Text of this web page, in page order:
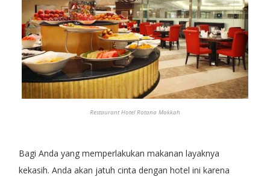
Restaurant Hotel Rotana Makkah
Bagi Anda yang memperlakukan makanan layaknya
kekasih. Anda akan jatuh cinta dengan hotel ini karena